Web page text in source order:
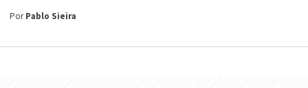
PorPablo Sieira